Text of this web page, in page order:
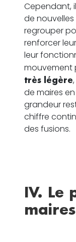
Cependant,
de
regrouper
renforcer
leur
mouvement
très légère
de maires en
grandeur
chiffre
des fusions.
IV. Le